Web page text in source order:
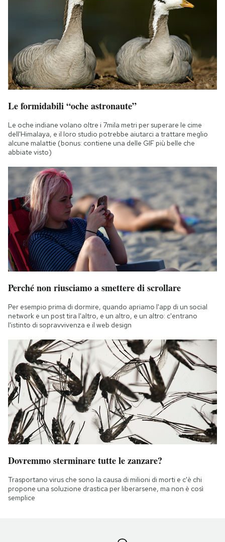
Le formidabili “oche astronaute”
Le oche indiane volano oltre i 7mila metri per superare le cime
dell'Himalaya, e il loro studio potrebbe aiutarci a trattare meglio
alcune malattie (bonus: contiene una delle GIF più belle che
abbiate visto)
Perché non riusciamo a smettere di scrollare
Per esempio prima di dormire, quando apriamo l'app di un social
network e un post tira l'altro, e un altro, e un altro: c'entrano
l'istinto di sopravvivenza e il web design
Dovremmo sterminare tutte le zanzare?
Trasportano virus che sono la causa di milioni di morti e c'è chi
propone una soluzione drastica per liberarsene, ma non è così
semplice